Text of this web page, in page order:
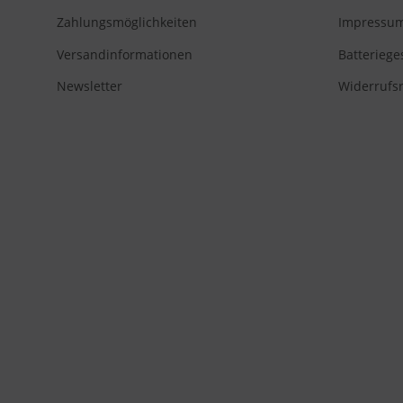
Zahlungsmöglichkeiten
Versandinformationen
Newsletter